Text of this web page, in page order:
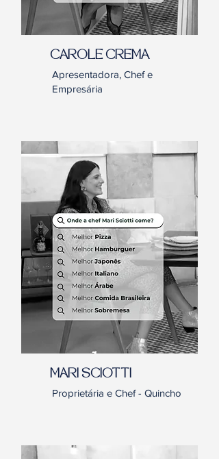
CAROLE CREMA
Apresentadora, Chef e
Empresária
MARI SCIOTTI
Proprietária e Chef - Quincho